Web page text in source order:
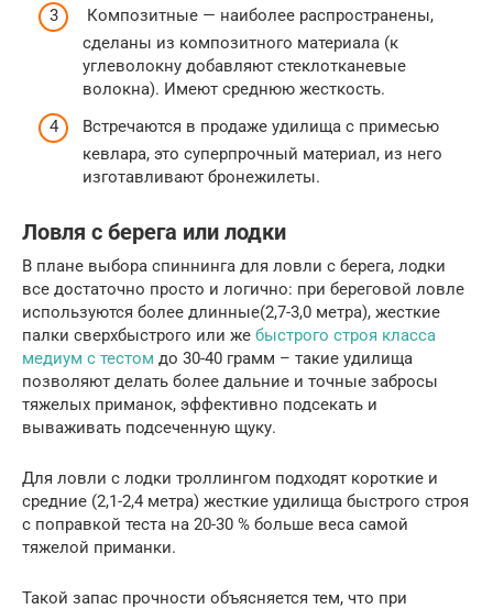
Композитные — наиболее распространены,
сделаны из композитного материала (к
углеволокну добавляют стеклотканевые
волокна). Имеют среднюю жесткость.
Встречаются в продаже удилища с примесью
кевлара, это суперпрочный материал, из него
изготавливают бронежилеты.
Ловля с берега или лодки
В плане выбора спиннинга для ловли с берега, лодки
все достаточно просто и логично: при береговой ловле
используются более длинные(2,7-3,0 метра), жесткие
палки сверхбыстрого или же быстрого строя класса
медиум с тестом до 30-40 грамм – такие удилища
позволяют делать более дальние и точные забросы
тяжелых приманок, эффективно подсекать и
вываживать подсеченную щуку.
Для ловли с лодки троллингом подходят короткие и
средние (2,1-2,4 метра) жесткие удилища быстрого строя
с поправкой теста на 20-30 % больше веса самой
тяжелой приманки.
Такой запас прочности объясняется тем, что при